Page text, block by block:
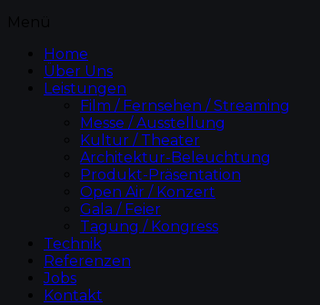
Home
Über Uns
Leistungen
Film / Fernsehen / Streaming
Messe / Ausstellung
Kultur / Theater
Architektur-Beleuchtung
Produkt-Präsentation
Open Air / Konzert
Gala / Feier
Tagung / Kongress
Technik
Referenzen
Jobs
Kontakt